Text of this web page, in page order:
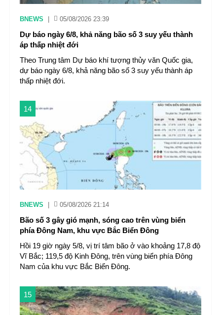
BNEWS 05/08/2026 23:39
Dự báo ngày 6/8, khả năng bão số 3 suy yếu thành
áp thấp nhiệt đới
Theo Trung tâm Dự báo khí tượng thủy văn Quốc gia,
dự báo ngày 6/8, khả năng bão số 3 suy yếu thành áp
thấp nhiệt đới.
14
BNEWS 05/08/2026 21:14
Bão số 3 gây gió mạnh, sóng cao trên vùng biển
phía Đông Nam, khu vực Bắc Biển Đông
Hồi 19 giờ ngày 5/8, vị trí tâm bão ở vào khoảng 17,8 độ
Vĩ Bắc; 119,5 độ Kinh Đông, trên vùng biển phía Đông
Nam của khu vực Bắc Biển Đông.
15